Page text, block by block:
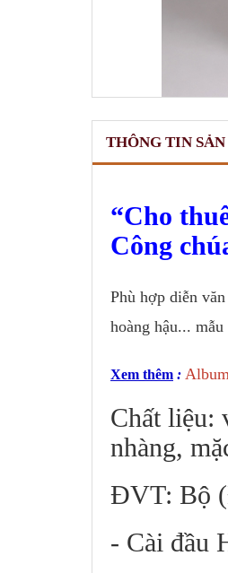
THÔNG TIN
Cho
Công
Phù hợp diễn
hoàng hậu...
Xem thêm :
Chất liệu:
nhàng,
ĐVT: Bộ
- Cài đầu